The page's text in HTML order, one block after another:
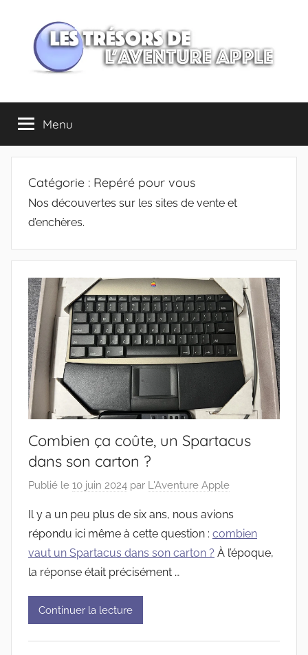
contenu
Les
trésors
de
l'Aventure
Menu
Catégorie : Repéré pour vous
Nos découvertes sur les sites de vente et
d’enchères.
Combien ça coûte, un Spartacus
dans son carton ?
Publié le 10 juin 2024 par L'Aventure Apple
Il y a un peu plus de six ans, nous avions
répondu ici même à cette question : combien
vaut un Spartacus dans son carton ? À l’époque,
la réponse était précisément …
Continuer la lecture